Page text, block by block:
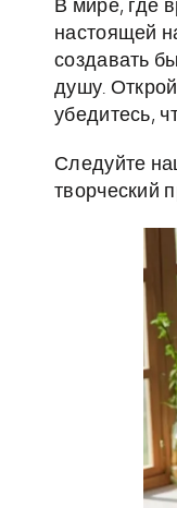
В мире, где
настоящей
создавать
душу.
убедитесь,
Следуйте
творческий